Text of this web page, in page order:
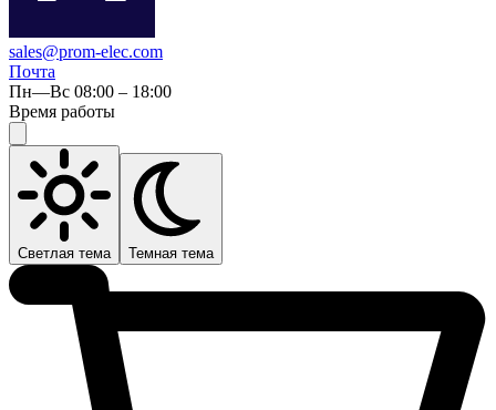
sales@prom-elec.com
Почта
Пн—Вс 08:00 – 18:00
Время работы
Светлая тема Темная тема